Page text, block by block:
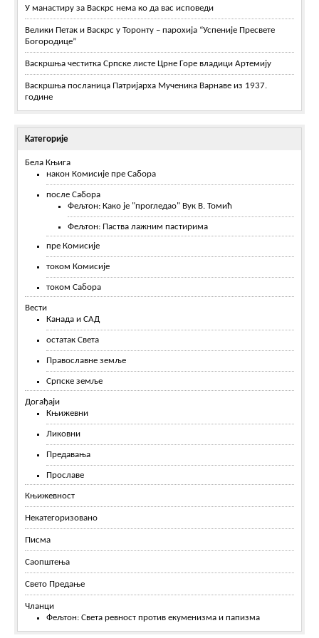
У манастиру за Васкрс нема ко да вас исповеди
Велики Петак и Васкрс у Торонту – парохија “Успеније Пресвете
Богородице”
Васкршња честитка Српске листе Црне Горе владици Артемију
Васкршња посланица Патријарха Мученика Варнаве из 1937.
године
Категорије
Бела Књига
након Комисије пре Сабора
после Сабора
Фељтон: Како је "прогледао" Вук В. Томић
Фељтон: Паства лажним пастирима
пре Комисије
током Комисије
током Сабора
Вести
Канада и САД
остатак Света
Православне земље
Српске земље
Догађаји
Књижевни
Ликовни
Предавања
Прославе
Књижевност
Некатегоризовано
Писма
Саопштења
Свето Предање
Чланци
Фељтон: Света ревност против екуменизма и папизма